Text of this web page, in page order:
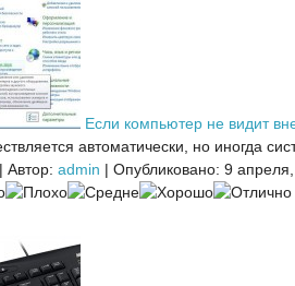
Если компьютер не видит
автоматически, но иногда
| Автор: admin | Опубликовано: 9